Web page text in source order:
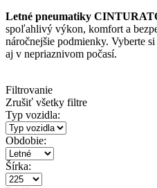
Letné pneumatiky
spoľahlivý výkon, komfort a
náročnejšie podmienky. Vyberte
aj v nepriaznivom počasí.
Filtrovanie
Zrušiť všetky filtre
Typ vozidla:
Obdobie:
Šírka: